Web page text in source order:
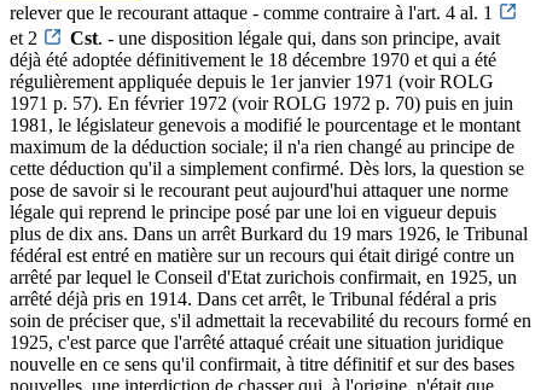
relever que le recourant attaque - comme contraire à l'art. 4 al. 1
et 2
Cst. - une disposition légale qui, dans son principe, avait
déjà été adoptée définitivement le 18 décembre 1970 et qui a été
régulièrement appliquée depuis le 1er janvier 1971 (voir ROLG
1971 p. 57). En février 1972 (voir ROLG 1972 p. 70) puis en juin
1981, le législateur genevois a modifié le pourcentage et le montant
maximum de la déduction sociale; il n'a rien changé au principe de
cette déduction qu'il a simplement confirmé. Dès lors, la question se
pose de savoir si le recourant peut aujourd'hui attaquer une norme
légale qui reprend le principe posé par une loi en vigueur depuis
plus de dix ans. Dans un arrêt Burkard du 19 mars 1926, le Tribunal
fédéral est entré en matière sur un recours qui était dirigé contre un
arrêté par lequel le Conseil d'Etat zurichois confirmait, en 1925, un
arrêté déjà pris en 1914. Dans cet arrêt, le Tribunal fédéral a pris
soin de préciser que, s'il admettait la recevabilité du recours formé en
1925, c'est parce que l'arrêté attaqué créait une situation juridique
nouvelle en ce sens qu'il confirmait, à titre définitif et sur des bases
nouvelles, une interdiction de chasser qui, à l'origine, n'était que